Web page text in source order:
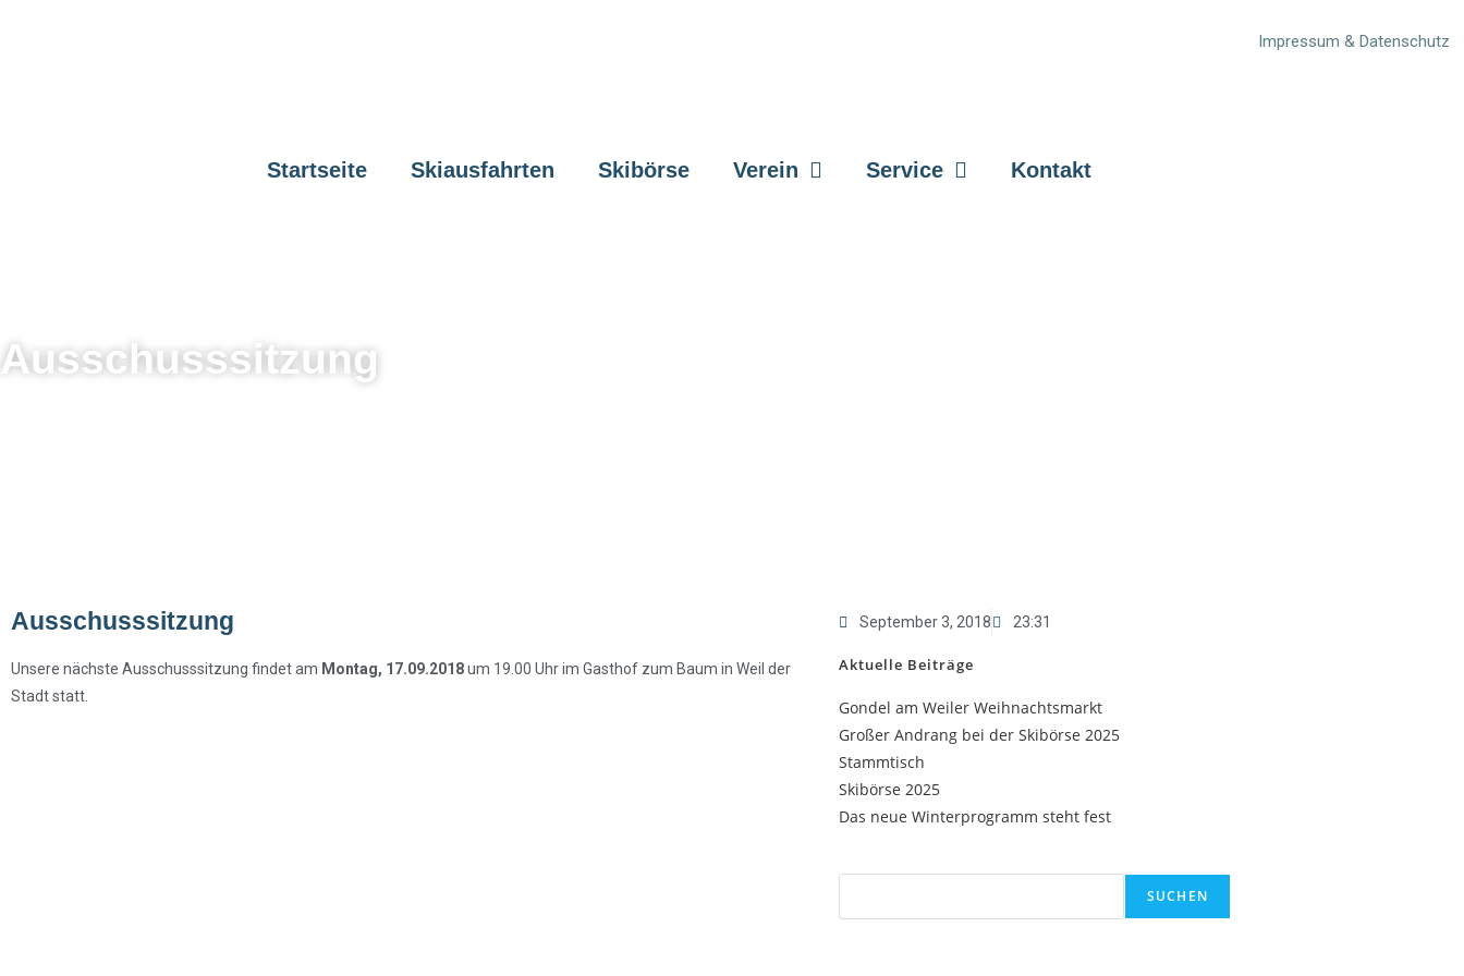
Impressum & Datenschutz
Startseite Skiausfahrten Skibörse Verein Service Kontakt
Ausschusssitzung
Ausschusssitzung
Unsere nächste Ausschusssitzung findet am Montag, 17.09.2018um 19.00 Uhr im Gasthof zum Baum in Weil der
Stadt statt.
September 3, 2018 23:31
Aktuelle Beiträge
Gondel am Weiler Weihnachtsmarkt
Großer Andrang bei der Skibörse 2025
Stammtisch
Skibörse 2025
Das neue Winterprogramm steht fest
SUCHEN